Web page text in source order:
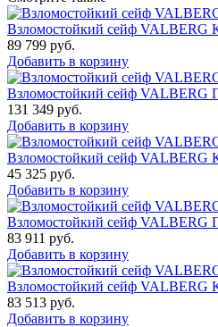
Взломостойкий сейф
89 799 руб.
Добавить в корзину
Взломостойкий сейф
131 349 руб.
Добавить в корзину
Взломостойкий сейф
45 325 руб.
Добавить в корзину
Взломостойкий сейф
83 911 руб.
Добавить в корзину
Взломостойкий сейф
83 513 руб.
Добавить в корзину